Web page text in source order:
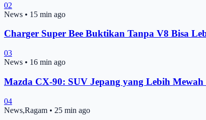
02
News • 15 min ago
Charger Super Bee Buktikan Tanpa V8 Bisa
03
News • 16 min ago
Mazda CX-90: SUV Jepang yang Lebih
04
News,Ragam • 25 min ago